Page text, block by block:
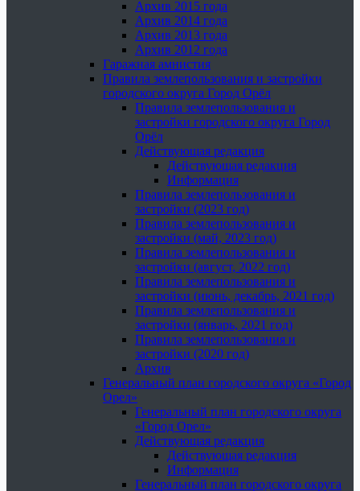
Архив 2015 года
Архив 2014 года
Архив 2013 года
Архив 2012 года
Гаражная амнистия
Правила землепользования и застройки
городского округа Город Орёл
Правила землепользования и
застройки городского округа Город
Орёл
Действующая редакция
Действующая редакция
Информация
Правила землепользования и
застройки (2023 год)
Правила землепользования и
застройки (май, 2023 год)
Правила землепользования и
застройки (август, 2022 год)
Правила землепользования и
застройки (июнь, декабрь, 2021 год)
Правила землепользования и
застройки (январь, 2021 год)
Правила землепользования и
застройки (2020 год)
Архив
Генеральный план городского округа «Город
Орел»
Генеральный план городского округа
«Город Орел»
Действующая редакция
Действующая редакция
Информация
Генеральный план городского округа